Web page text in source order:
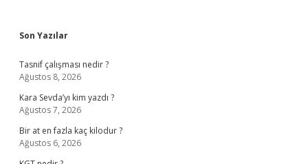
Sidebar
Son Yazılar
Tasnif çalışması nedir ?
Ağustos 8, 2026
Kara Sevda’yı kim yazdı ?
Ağustos 7, 2026
Bir at en fazla kaç kilodur ?
Ağustos 6, 2026